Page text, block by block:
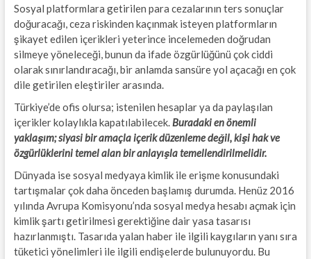
Sosyal platformlara getirilen para cezalarının ters sonuçlar
doğuracağı, ceza riskinden kaçınmak isteyen platformların
şikayet edilen içerikleri yeterince incelemeden doğrudan
silmeye yöneleceği, bunun da ifade özgürlüğünü çok ciddi
olarak sınırlandıracağı, bir anlamda sansüre yol açacağı en çok
dile getirilen eleştiriler arasında.
Türkiye’de ofis olursa; istenilen hesaplar ya da paylaşılan
içerikler kolaylıkla kapatılabilecek.Buradaki en önemli
yaklaşım; siyasi bir amaçla içerik düzenleme değil, kişi hak ve
özgürlüklerini temel alan bir anlayışla temellendirilmelidir.
Dünyada ise sosyal medyaya kimlik ile erişme konusundaki
tartışmalar çok daha önceden başlamış durumda. Henüz 2016
yılında Avrupa Komisyonu’nda sosyal medya hesabı açmak için
kimlik şartı getirilmesi gerektiğine dair yasa tasarısı
hazırlanmıştı. Tasarıda yalan haber ile ilgili kaygıların yanı sıra
tüketici yönelimleri ile ilgili endişelerde bulunuyordu. Bu